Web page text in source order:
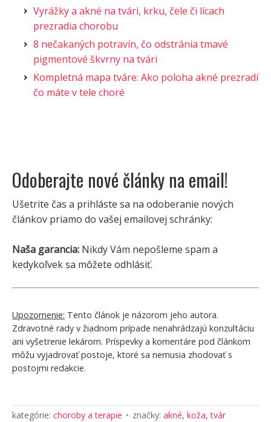
Vyrážky a akné na tvári, krku, čele či lícach
prezradia chorobu
8 nečakaných potravín, čo odstránia tmavé
pigmentové škvrny na tvári
Kompletná mapa tváre: Ako poloha akné prezradí
čo máte v tele choré
Odoberajte nové články na email!
Ušetrite čas a prihláste sa na odoberanie nových
článkov priamo do vašej emailovej schránky:
Naša garancia: Nikdy Vám nepošleme spam a
kedykoľvek sa môžete odhlásiť.
Upozornenie: Tento článok je názorom jeho autora.
Zdravotné rady v žiadnom prípade nenahrádzajú konzultáciu
ani vyšetrenie lekárom. Príspevky a komentáre pod článkom
môžu vyjadrovať postoje, ktoré sa nemusia zhodovať s
postojmi redakcie.
kategórie: choroby a terapie značky: akné, koža,tvár